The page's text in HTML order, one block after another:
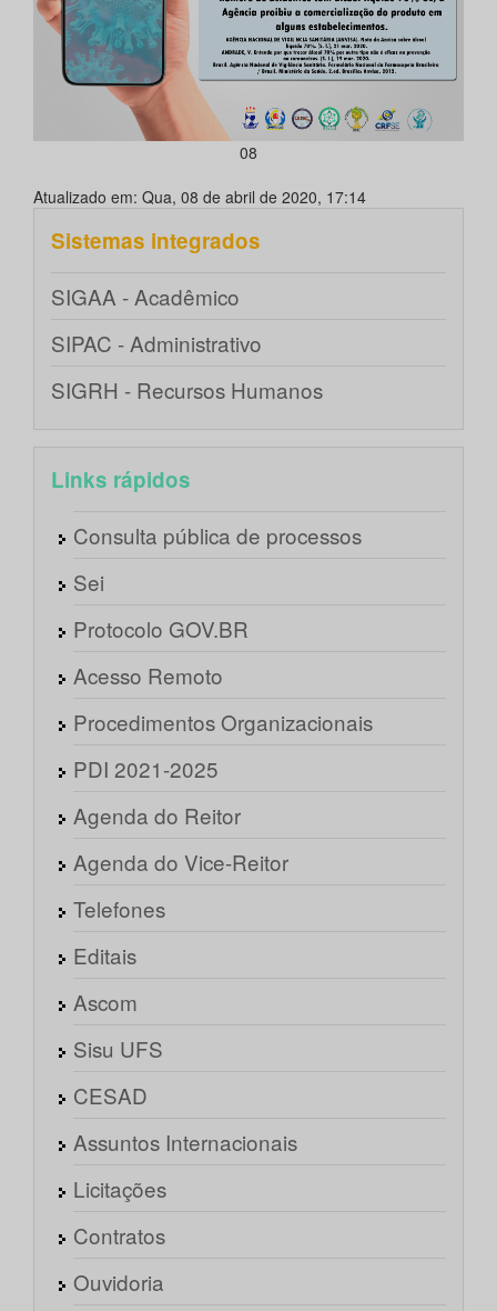
08
Atualizado em: Qua, 08 de abril de 2020, 17:14
Sistemas integrados
SIGAA - Acadêmico
SIPAC - Administrativo
SIGRH - Recursos Humanos
Links rápidos
Consulta pública de processos
Sei
Protocolo GOV.BR
Acesso Remoto
Procedimentos Organizacionais
PDI 2021-2025
Agenda do Reitor
Agenda do Vice-Reitor
Telefones
Editais
Ascom
Sisu UFS
CESAD
Assuntos Internacionais
Licitações
Contratos
Ouvidoria